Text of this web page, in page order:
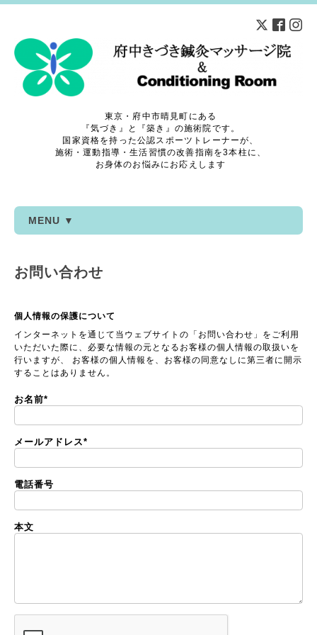
東京・府中市晴見町にある
『気づき』と『築き』の施術院です。
国家資格を持った公認スポーツトレーナーが、
施術・運動指導・生活習慣の改善指南を3本柱に、
お身体のお悩みにお応えします
MENU ▼
お問い合わせ
個人情報の保護について
インターネットを通じて当ウェブサイトの「お問い合わせ」をご利用
いただいた際に、必要な情報の元となるお客様の個人情報の取扱いを
行いますが、 お客様の個人情報を、お客様の同意なしに第三者に開示
することはありません。
お名前*
メールアドレス*
電話番号
本文